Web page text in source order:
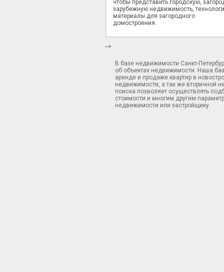
чтобы представить городскую,
зарубежную недвижимость,
материалы для загородного
домостроения.
-->
В базе недвижимости Санкт-
об объектах недвижимости. Наша
аренде и продаже квартир в
недвижимости, а так же вторичной
поиска позволяет осуществлять
стоимости и многим другим
недвижимости или застройщику.